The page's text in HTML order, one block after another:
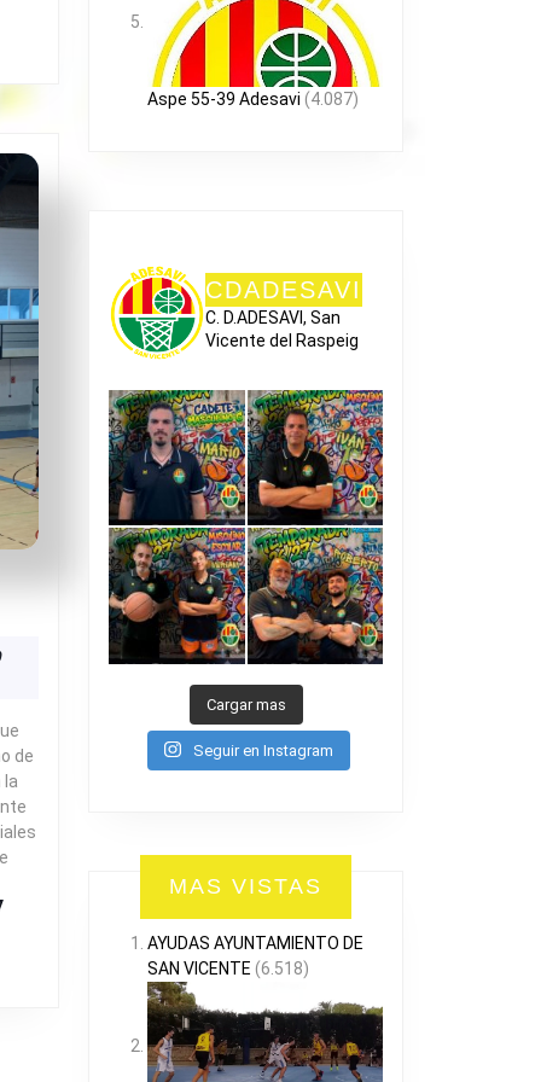
de
la
Aspe 55-39 Adesavi (4.087)
CDADESAVI
C. D.ADESAVI, San
Vicente del Raspeig
Cargar mas
Seguir en Instagram
MAS VISTAS
AYUDAS AYUNTAMIENTO DE
SAN VICENTE (6.518)